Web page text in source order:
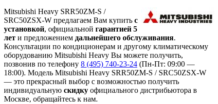
Mitsubishi Heavy SRR50ZМ-S /
SRC50ZSX-W предлагаем Вам купить с
установкой, официальной гарантией 5
лет и предложением дальнейшего обслуживания.
Консультации по кондиционерам и другому климатическому
оборудованию Mitsubishi Heavy Вы можете получить,
позвонив по телефону 8 (495) 740-23-24 (Пн-Пт: 09:00 —
18:00). Модель Mitsubishi Heavy SRR50ZМ-S / SRC50ZSX-W
— это прекрасный выбор с возможностью получить
индивидуальную скидку официального дистрибьютора в
Москве, обращайтесь к нам.